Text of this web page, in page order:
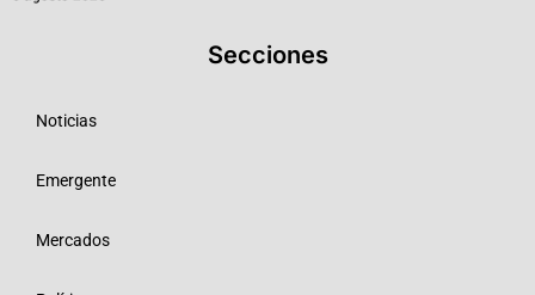
Secciones
Noticias
Emergente
Mercados